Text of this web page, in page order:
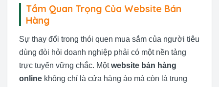
Tầm Quan Trọng Của Website Bán
Hàng
Sự thay đổi trong thói quen mua sắm của người tiêu
dùng đòi hỏi doanh nghiệp phải có một nền tảng
trực tuyến vững chắc. Mộtwebsite bán hàng
online không chỉ là cửa hàng ảo mà còn là trung